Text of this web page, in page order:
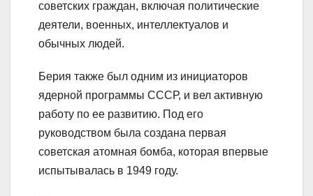
советских граждан, включая политические
деятели, военных, интеллектуалов и
обычных людей.
Берия также был одним из инициаторов
ядерной программы СССР, и вел активную
работу по ее развитию. Под его
руководством была создана первая
советская атомная бомба, которая впервые
испытывалась в 1949 году.